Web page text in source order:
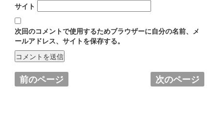
サイト
次回のコメントで使用するためブラウザーに自分の名前、メ
ールアドレス、サイトを保存する。
前のページ 次のページ